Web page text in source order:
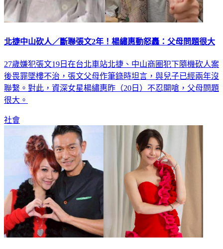
北捷中山砍人／斷聯張文2年！楊繡惠動怒轟：父母問題很大
27歲嫌犯張文19日在台北車站北捷、中山商圈犯下隨機砍人案
後畏罪墜樓不治，張文父母作筆錄時坦言，與兒子已經兩年沒
聯繫。對此，資深女星楊繡惠昨（20日）不忍開嗆，父母問題
很大。
社會